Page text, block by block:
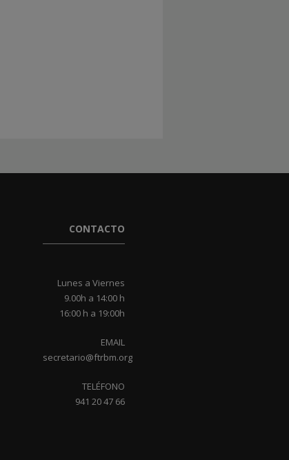
CONTACTO
Lunes a Viernes
9.00h a 14:00 h
16:00 h a 19:00h
EMAIL
secretario@ftrbm.org
TELÉFONO
941 20 47 66